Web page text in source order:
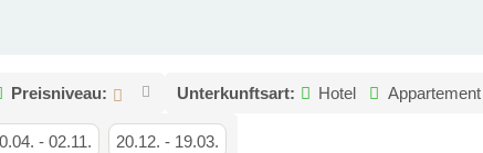
Preisniveau: Unterkunftsart: Hotel Appartement
-02.11. 20.12. - 19.03.